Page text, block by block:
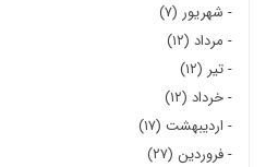
- شهریور (۷)
- مرداد (۱۲)
-تیر (۱۲)
-خرداد (۱۲)
- اردیبهشت (۱۷)
-فروردین (۲۷)